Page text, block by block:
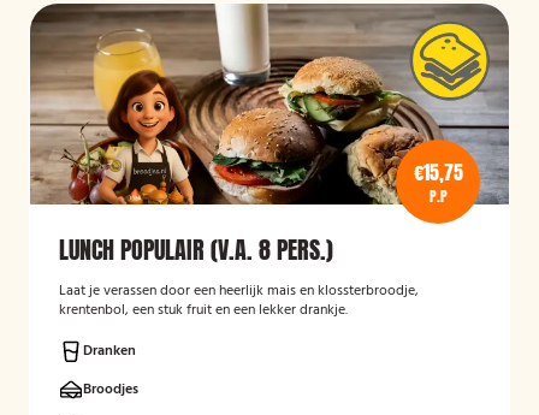
€15,75
P.P
LUNCH POPULAIR (V.A. 8 PERS.)
Laat je verassen door een heerlijk mais en klossterbroodje,
krentenbol, een stuk fruit en een lekker drankje.
Dranken
Broodjes